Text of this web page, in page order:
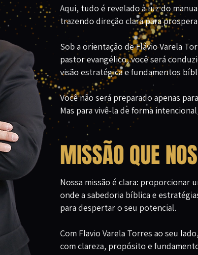
Aqui, tudo é revelado à luz do
trazendo direção clara para
Sob a orientação de Flávio Varela
pastor evangélico, você será
visão estratégica e fundamentos
Você não será preparado apenas
Mas para vivê-la de forma
MISSÃO QUE
Nossa missão é clara: proporcionar
onde a sabedoria bíblica e
para despertar o seu potencial.
Com Flavio Varela Torres ao seu
com clareza, propósito e